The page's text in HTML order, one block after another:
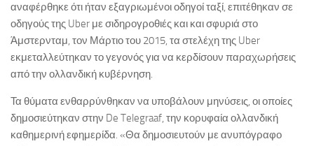
αναφέρθηκε ότι ήταν εξαγριωμένοι οδηγοί ταξί, επιτέθηκαν σε
οδηγούς της Uber με σιδηρογροθιές και και σφυριά στο
Άμστερνταμ, τον Μάρτιο του 2015, τα στελέχη της Uber
εκμεταλλεύτηκαν το γεγονός για να κερδίσουν παραχωρήσεις
από την ολλανδική κυβέρνηση.
Τα θύματα ενθαρρύνθηκαν να υποβάλουν μηνύσεις, οι οποίες
δημοσιεύτηκαν στην De Telegraaf, την κορυφαία ολλανδική
καθημερινή εφημερίδα. «Θα δημοσιευτούν με ανυπόγραφο